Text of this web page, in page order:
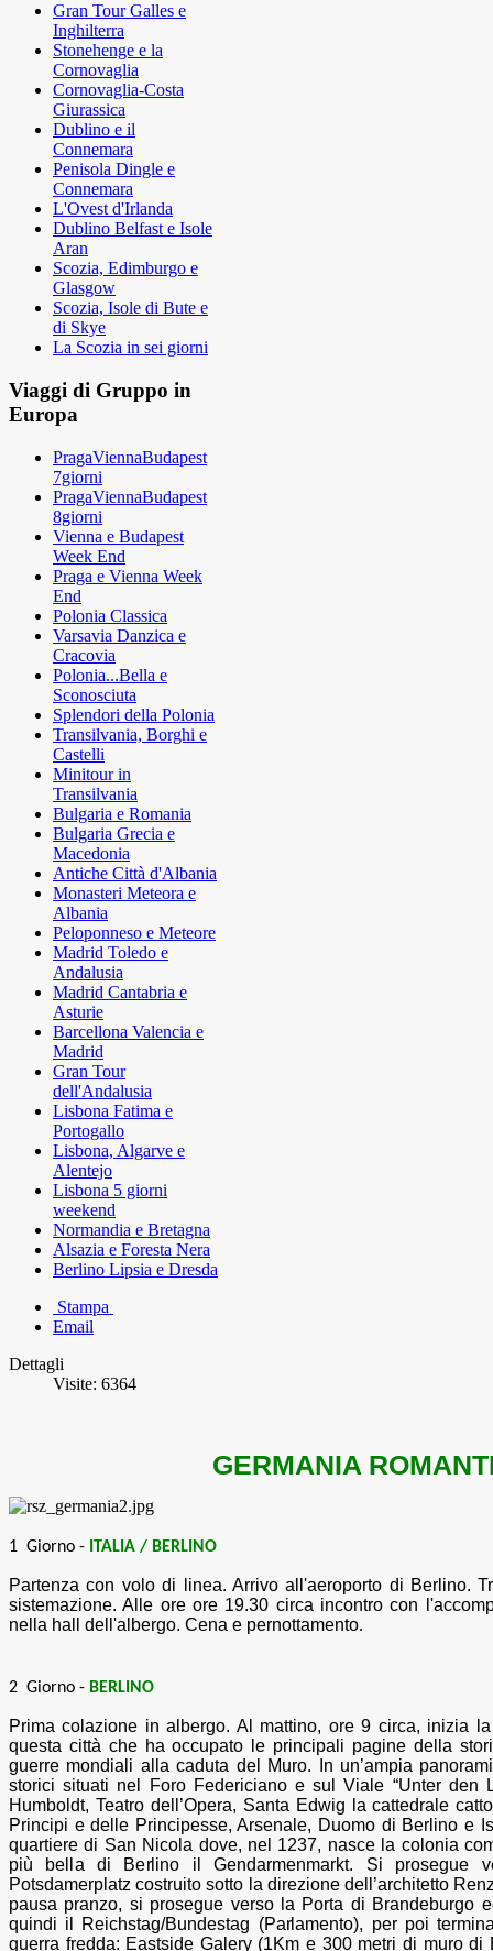
Gran Tour Galles e
Inghilterra
Stonehenge e la
Cornovaglia
Cornovaglia-Costa
Giurassica
Dublino e il
Connemara
Penisola Dingle e
Connemara
L'Ovest d'Irlanda
Dublino Belfast e Isole
Aran
Scozia, Edimburgo e
Glasgow
Scozia, Isole di Bute e
di Skye
La Scozia in sei giorni
Viaggi di Gruppo in
Europa
PragaViennaBudapest
7giorni
PragaViennaBudapest
8giorni
Vienna e Budapest
Week End
Praga e Vienna Week
End
Polonia Classica
Varsavia Danzica e
Cracovia
Polonia...Bella e
Sconosciuta
Splendori della Polonia
Transilvania, Borghi e
Castelli
Minitour in
Transilvania
Bulgaria e Romania
Bulgaria Grecia e
Macedonia
Antiche Città d'Albania
Monasteri Meteora e
Albania
Peloponneso e Meteore
Madrid Toledo e
Andalusia
Madrid Cantabria e
Asturie
Barcellona Valencia e
Madrid
Gran Tour
dell'Andalusia
Lisbona Fatima e
Portogallo
Lisbona, Algarve e
Alentejo
Lisbona 5 giorni
weekend
Normandia e Bretagna
Alsazia e Foresta Nera
Berlino Lipsia e Dresda
Stampa
Email
Dettagli
Visite: 6364
GERMANIA
1 Giorno - ITALIA / BERLINO
Partenza con volo di linea. Arrivo all'aeroporto di Berlino.
sistemazione. Alle ore ore 19.30 circa incontro con
nella hall dell'albergo. Cena e pernottamento.
2 Giorno - BERLINO
Prima colazione in albergo. Al mattino, ore 9 circa, inizia
questa città che ha occupato le principali pagine della
guerre mondiali alla caduta del Muro. In un’ampia
storici situati nel Foro Federiciano e sul Viale “Unter den
Humboldt, Teatro dell’Opera, Santa Edwig la cattedrale
Principi e delle Principesse, Arsenale, Duomo di Berlino e
quartiere di San Nicola dove, nel 1237, nasce la colonia
più bella di Berlino il Gendarmenmarkt. Si prosegue
Potsdamerplatz costruito sotto la direzione dell’architetto
pausa pranzo, si prosegue verso la Porta di Brandeburgo
quindi il Reichstag/Bundestag (Parlamento), per poi
guerra fredda: Eastside Galery (1Km e 300 metri di muro